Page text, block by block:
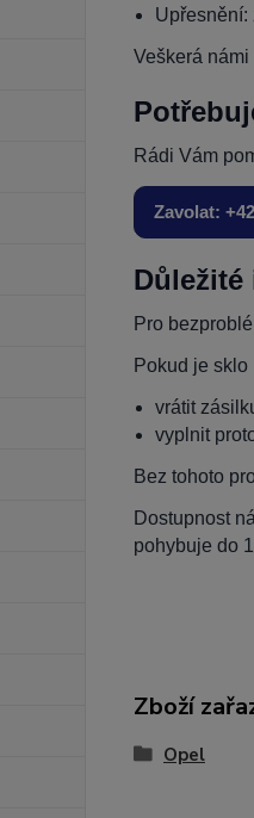
Upřesnění:
Veškerá
Rádi Vám
Zavolat:
Důležité
Pro
Pokud je
vrátit
vyplnit
Bez tohoto
Dostupnost
pohybuje do
Zboží
Opel